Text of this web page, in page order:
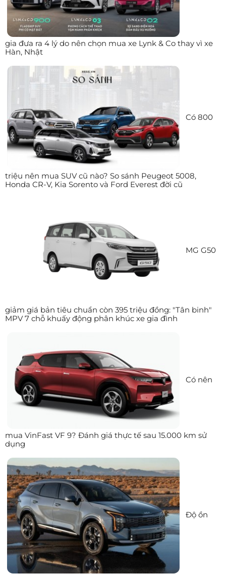
gia đưa ra 4 lý do nên chọn mua xe Lynk & Co thay vì xe
Hàn, Nhật
Có 800
triệu nên mua SUV cũ nào? So sánh Peugeot 5008,
Honda CR-V, Kia Sorento và Ford Everest đời cũ
MG G50
giảm giá bản tiêu chuẩn còn 395 triệu đồng: "Tân binh"
MPV 7 chỗ khuấy động phân khúc xe gia đình
Có nên
mua VinFast VF 9? Đánh giá thực tế sau 15.000 km sử
dụng
Độ ồn